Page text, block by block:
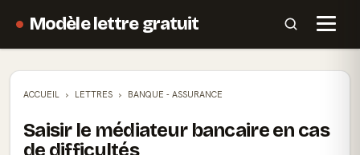
Modèle lettre gratuit
ACCUEIL LETTRES BANQUE - ASSURANCE
Saisir le médiateur bancaire en cas
de difficultés